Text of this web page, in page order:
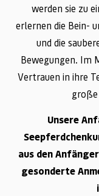
werden sie zu
erlernen die Bein-
und die
Bewegungen. Im
Vertrauen in ihre
große
Unsere
aus den
gesonderte